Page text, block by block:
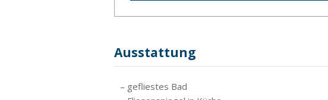
Ausstattung
– gefliestes Bad